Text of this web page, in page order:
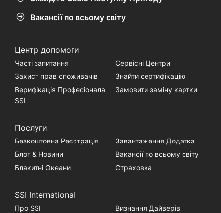
Вакансії по всьому світу
Центр допомоги
Часті запитання
Сервісні Центри
Захист прав споживачів
Знайти сертифікацію
Верифікація Професіонала
SSI
Замовити заміну картки
Послуги
Безкоштовна Реєстрація
Завантаження Додатка
Блог & Новини
Вакансії по всьому світу
Блакитні Океани
Страховка
SSI International
Про SSI
Визнання Дайверів